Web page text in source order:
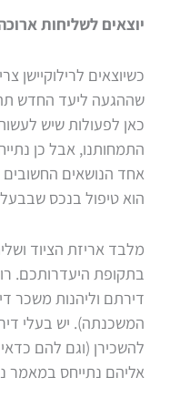
יוצאים לשליחות
כשיוצאים לרילוקיישן
שההגעה ליעד החדש
כאן לפעולות שיש
התמחותנו, אבל כן
אחד הנושאים
הוא טיפול בנכס
מלבד אריזת הציוד
בתקופת היעדרותכם.
דירתם וליהנות משכר
המשכנתה). יש בעלי
להשכירן (וגם להם
אליהם נתייחס במאמר